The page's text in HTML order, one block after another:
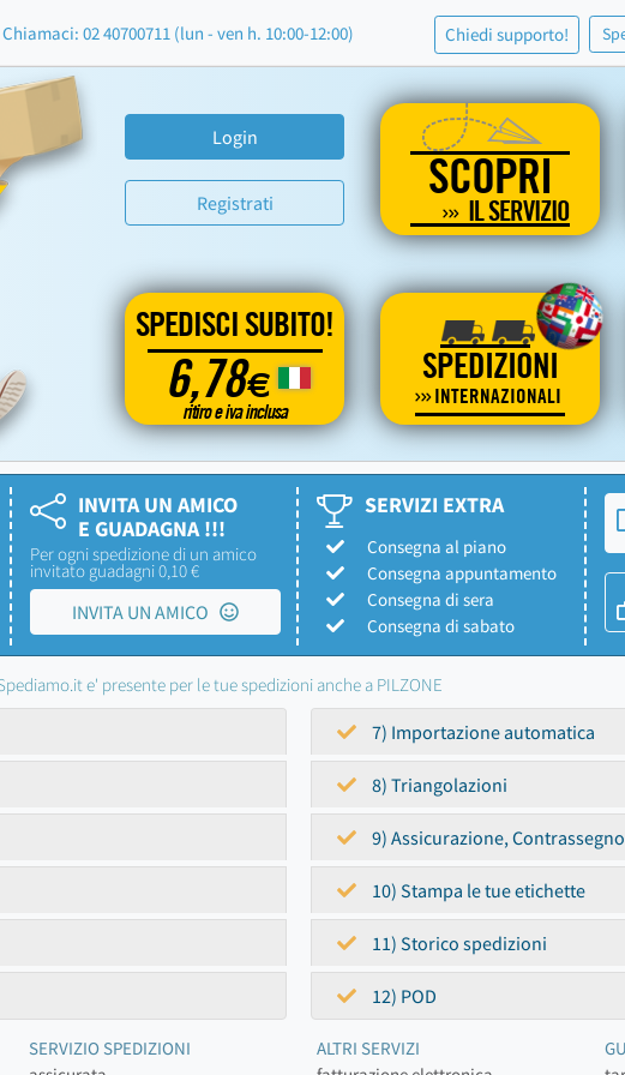
Chiamaci: 02 40700711 (lun - ven h. 10:00-12:00) Chiedi supporto!
Login
Registrati SCOPRI
IL SERVIZIO
SPEDISCI SUBITO!
6,78€
ritiro e iva inclusa
SPEDIZIONI
INTERNAZIONALI
INVITA UN AMICO
E GUADAGNA !!!
Per ogni spedizione di un amico
invitato guadagni 0,10 €
INVITA UN AMICO
SERVIZI EXTRA
Consegna al piano
Consegna appuntamento
Consegna di sera
Consegna di sabato
e' presente per le tue spedizioni anche a PILZONE
7) Importazione automatica
8) Triangolazioni
9) Assicurazione, Contrassegno
10) Stampa le tue etichette
11) Storico spedizioni
12) POD
SERVIZIO SPEDIZIONI
ALTRI SERVIZI